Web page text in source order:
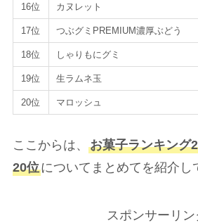
16位 カヌレット
17位 つぶグミPREMIUM濃厚ぶどう
18位 しゃりもにグミ
19位 生ラムネ玉
20位 マロッシュ
ここからは、 お菓子ランキング
20位についてまとめてを紹介し
スポンサーリン